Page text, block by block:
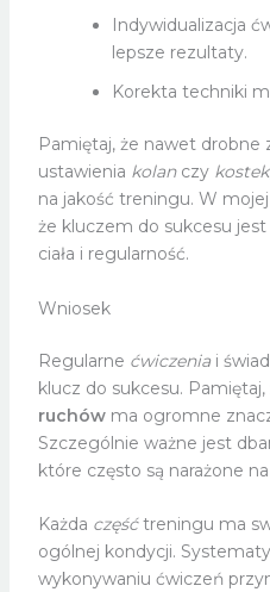
Indywidualizacja
lepsze rezultaty.
Korekta techniki
Pamiętaj, że nawet drobne
ustawienia kolanczy kostek
na jakość treningu. W
że kluczem do sukcesu
ciała i regularność.
Wniosek
Regularne ćwiczeniai
klucz do sukcesu.
ruchówma ogromne
Szczególnie ważne jest
które często są narażone
Każda częśćtreningu ma
ogólnej kondycji.
wykonywaniu ćwiczeń